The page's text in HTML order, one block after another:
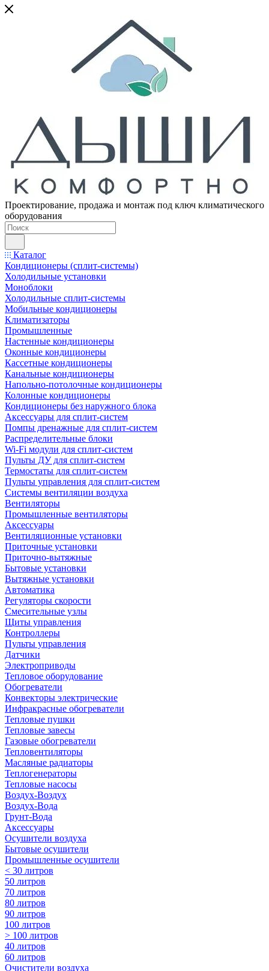
Проектирование, продажа и монтаж под ключ климатического
оборудования
Каталог
Кондиционеры (сплит-системы)
Холодильные установки
Моноблоки
Холодильные сплит-системы
Мобильные кондиционеры
Климатизаторы
Промышленные
Настенные кондиционеры
Оконные кондиционеры
Кассетные кондиционеры
Канальные кондиционеры
Напольно-потолочные кондиционеры
Колонные кондиционеры
Кондиционеры без наружного блока
Аксессуары для сплит-систем
Помпы дренажные для сплит-систем
Распределительные блоки
Wi-Fi модули для сплит-систем
Пульты ДУ для сплит-систем
Термостаты для сплит-систем
Пульты управления для сплит-систем
Системы вентиляции воздуха
Вентиляторы
Промышленные вентиляторы
Аксессуары
Вентиляционные установки
Приточные установки
Приточно-вытяжные
Бытовые установки
Вытяжные установки
Автоматика
Регуляторы скорости
Смесительные узлы
Щиты управления
Контроллеры
Пульты управления
Датчики
Электроприводы
Тепловое оборудование
Обогреватели
Конвекторы электрические
Инфракрасные обогреватели
Тепловые пушки
Тепловые завесы
Газовые обогреватели
Тепловентиляторы
Масляные радиаторы
Теплогенераторы
Тепловые насосы
Воздух-Воздух
Воздух-Вода
Грунт-Вода
Аксессуары
Осушители воздуха
Бытовые осушители
Промышленные осушители
< 30 литров
50 литров
70 литров
80 литров
90 литров
100 литров
> 100 литров
40 литров
60 литров
Очистители воздуха